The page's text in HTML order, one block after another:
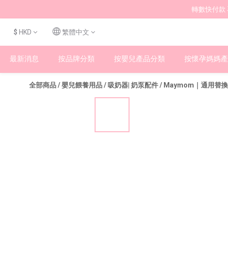
轉數快付款
$ HKD 繁體中文
最新消息 按品牌分類 按嬰兒產品分類 按懷孕媽媽
全部商品/嬰兒餵養用品/ 吸奶器| 奶泵配件/ Maymom｜通用替